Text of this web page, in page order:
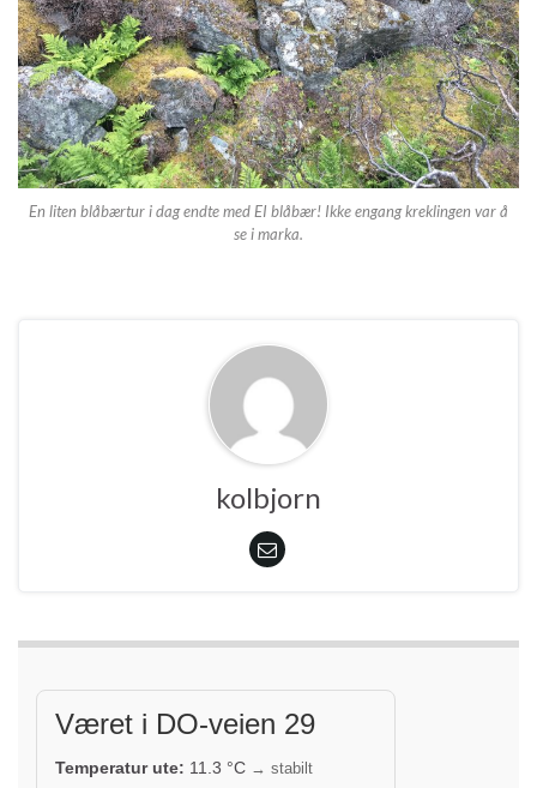
En liten blåbærtur i dag endte med EI blåbær! Ikke engang kreklingen var å
se i marka.
kolbjorn
Været i DO-veien 29
Temperatur ute: 11.3 °C → stabilt